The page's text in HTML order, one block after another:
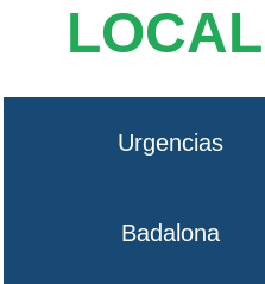
Urgencias
Badalona